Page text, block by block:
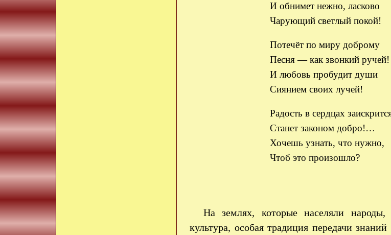
И обнимет нежно, ласково
Чарующий светлый покой!
Потечёт по миру доброму
Песня — как звонкий ручей!
И любовь пробудит души
Сиянием своих лучей!
Радость в сердцах
Станет законом добро!…
Хочешь узнать, что нужно,
Чтоб это произошло?
На землях, которые населяли
культура, особая традиция передачи